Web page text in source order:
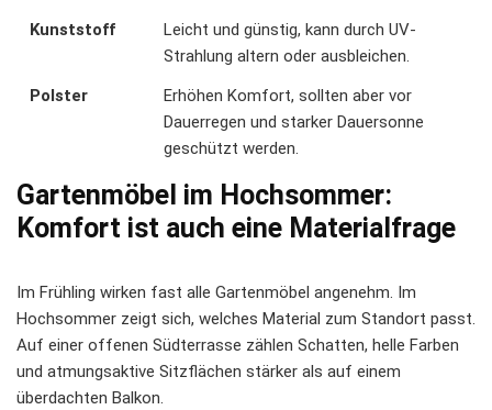
Kunststoff
Leicht und günstig, kann durch UV-
Strahlung altern oder ausbleichen.
Polster
Erhöhen Komfort, sollten aber vor
Dauerregen und starker Dauersonne
geschützt werden.
Gartenmöbel im Hochsommer:
Komfort ist auch eine Materialfrage
Im Frühling wirken fast alle Gartenmöbel angenehm. Im
Hochsommer zeigt sich, welches Material zum Standort passt.
Auf einer offenen Südterrasse zählen Schatten, helle Farben
und atmungsaktive Sitzflächen stärker als auf einem
überdachten Balkon.